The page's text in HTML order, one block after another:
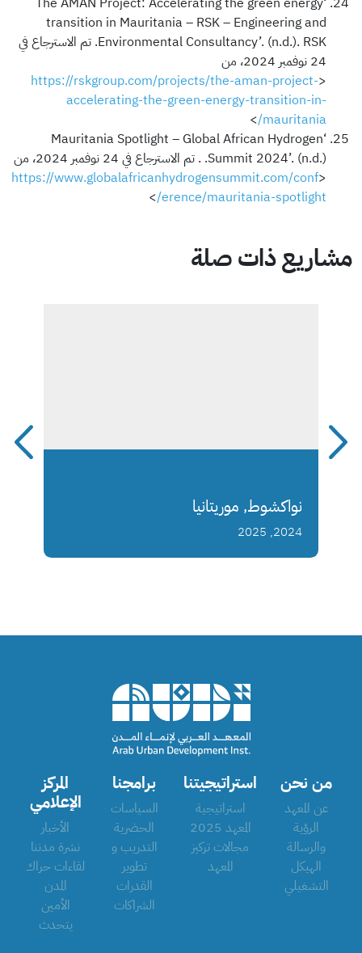
transition in Mauritania – RSK – Engineering and
Environmental Consultancy’. (n.d.). RSK. تم الاسترجاع في
24 نوفمبر 2024، من
<
https://rskgroup.com/projects/the-aman-project-
accelerating-the-green-energy-transition-in-
mauritania/
>
‘Mauritania Spotlight – Global African Hydrogen
Summit 2024’. (n.d.). . تم الاسترجاع في 24 نوفمبر 2024، من
<
https://www.globalafricanhydrogensummit.com/conf
erence/mauritania-spotlight/
>
مشاريع ذات صلة
نواكشوط, موريتانيا
2024, 2025
من نحن
عن المعهد
الرؤية
والرسالة
الهيكل
التشغيلي
استراتيجيتنا
استراتيجية
المعهد 2025
مجالات تركيز
المعهد
برامجنا
السياسات
الحضرية
التدريب و
تطوير
القدرات
الشراكات
المركز
الإعلامي
الأخبار
نشرة مدننا
لقاءات حراك
المدن
الأمين
يتحدث